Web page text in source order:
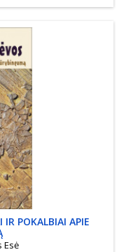
POKALBIAI APIE
Esė